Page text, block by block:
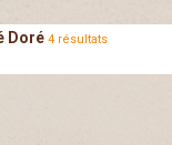
Doré 4 résultats